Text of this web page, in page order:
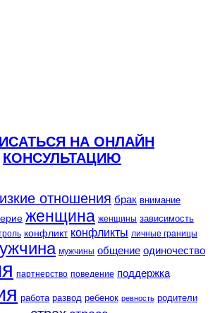
НА ОНЛАЙН
КОНСУЛЬТАЦИЮ
отношения брак внимание
женщина женщины зависимость
конфликт конфликты личные границы
мужчины общение одиночество
партнерство поведение поддержка
работа развод ребенок ревность родители